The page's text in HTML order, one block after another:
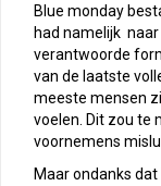
Blue monday
had namelijk
verantwoorde
van de laatste
meeste mensen
voelen. Dit zou te
voornemens
Maar ondanks